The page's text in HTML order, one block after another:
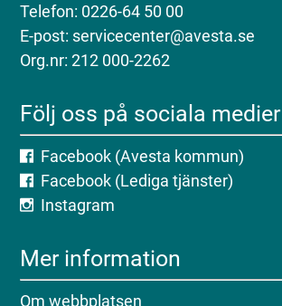
Telefon: 0226-64 50 00
E-post: servicecenter@avesta.se
Org.nr: 212 000-2262
Följ oss på sociala medier
Facebook (Avesta kommun)
Facebook (Lediga tjänster)
Instagram
Mer information
Om webbplatsen